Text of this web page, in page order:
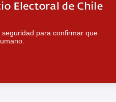
para confirmar que